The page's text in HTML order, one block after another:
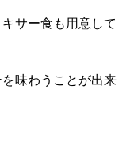
サー食も用意して
味わうことが出来